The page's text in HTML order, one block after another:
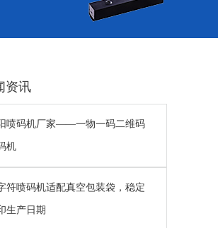
资讯
喷码机厂家——一物一码二维码
机
符喷码机适配真空包装袋，稳定
生产日期